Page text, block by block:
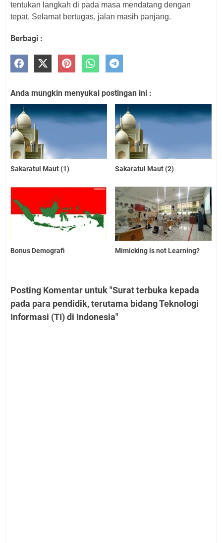
tentukan langkah di pada masa mendatang dengan
tepat. Selamat bertugas, jalan masih panjang.
Berbagi :
Anda mungkin menyukai postingan ini :
Sakaratul Maut (1) Sakaratul Maut (2)
Bonus Demografi Mimicking is not Learning?
Posting Komentar untuk "Surat terbuka kepada
pada para pendidik, terutama bidang Teknologi
Informasi (TI) di Indonesia"